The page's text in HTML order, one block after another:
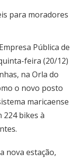
para moradores
Pública de
feira (20/12)
na Orla do
o novo posto
maricaense
bikes à
nova estação,